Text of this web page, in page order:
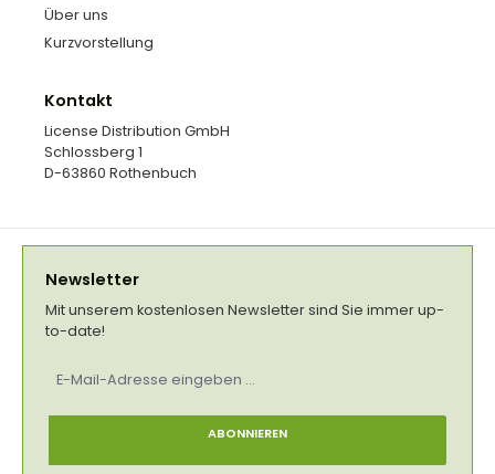
Über uns
Kurzvorstellung
Kontakt
License Distribution GmbH
Schlossberg 1
D-63860 Rothenbuch
Newsletter
Mit unserem kostenlosen Newsletter sind Sie immer up-
to-date!
Mail-
ABONNIEREN